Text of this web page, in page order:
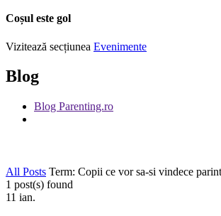
Coșul este gol
Vizitează secțiunea Evenimente
Blog
Blog Parenting.ro
All Posts Term: Copii ce vor sa-si vindece
1 post(s) found
11 ian.